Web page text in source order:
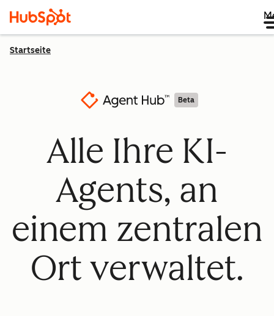
Startseite
Beta
Alle Ihre KI-
Agents, an
einem zentralen
Ort verwaltet.